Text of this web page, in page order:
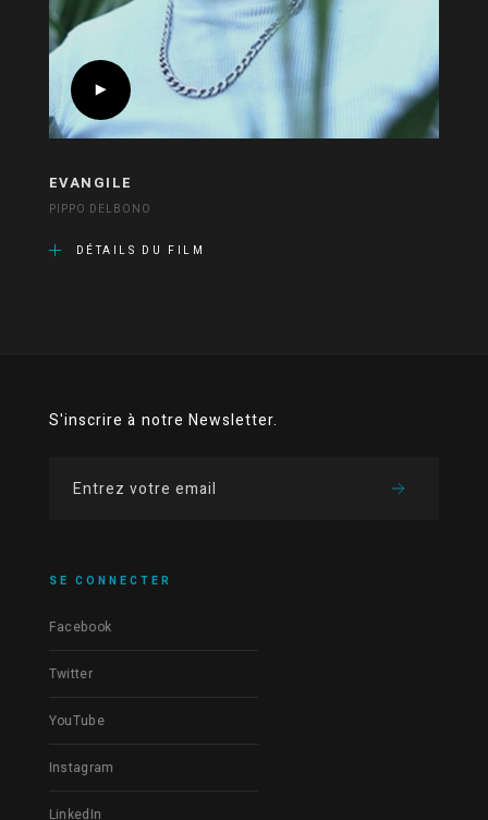
EVANGILE
PIPPO DELBONO
DÉTAILS DU FILM
S'inscrire à notre Newsletter.
SE CONNECTER
Facebook
Twitter
YouTube
Instagram
LinkedIn